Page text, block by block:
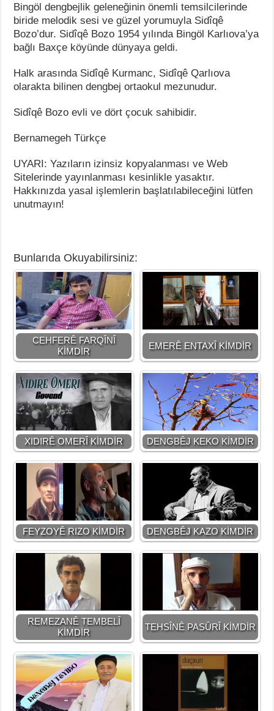
Bingöl dengbejlik geleneğinin önemli temsilcilerinde
biride melodik sesi ve güzel yorumuyla Sidîqê
Bozo’dur. Sidîqê Bozo 1954 yılında Bingöl Karlıova’ya
bağlı Baxçe köyünde dünyaya geldi.
Halk arasında Sidîqê Kurmanc, Sidîqê Qarlıova
olarakta bilinen dengbej ortaokul mezunudur.
Sidîqê Bozo evli ve dört çocuk sahibidir.
Bernamegeh Türkçe
UYARI: Yazıların izinsiz kopyalanması ve Web
Sitelerinde yayınlanması kesinlikle yasaktır.
Hakkınızda yasal işlemlerin başlatılabileceğini lütfen
unutmayın!
Bunlarıda Okuyabilirsiniz:
CEHFERÊ FARQÎNÎ
KİMDİR
EMERÊ ENTAXÎ KİMDİR
XIDIRÊ OMERÎ KİMDİR DENGBÊJ KEKO KİMDİR
FEYZOYÊ RIZO KİMDİR DENGBÊJ KAZO KİMDİR
REMEZANÊ TEMBELÎ
KİMDİR
TEHSÎNÊ PASÛRÎ KİMDİR